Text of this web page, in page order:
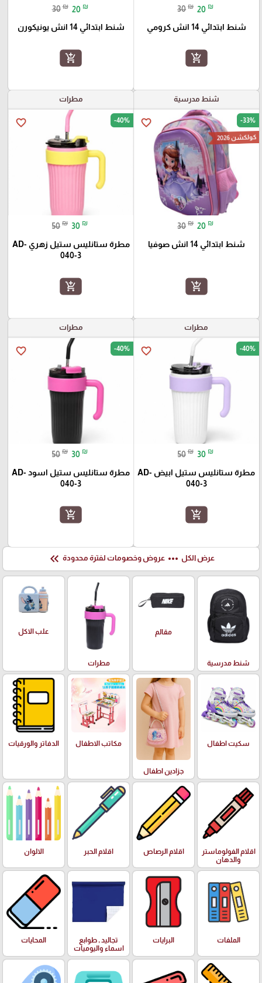
30 ₪ 20 ₪
شنط ابتدائي 14 انش كرومي
add_shopping_cart
30 ₪ 20 ₪
شنط ابتدائي 14 انش يونيكورن
add_shopping_cart
شنط مدرسية
favorite_border -33%
كولكشن 2026
30 ₪ 20 ₪
شنط ابتدائي 14 انش صوفيا
add_shopping_cart
مطرات
favorite_border -40%
50 ₪ 30 ₪
مطرة ستانليس ستيل زهري AD-
040-3
add_shopping_cart
مطرات
favorite_border -40%
50 ₪ 30 ₪
مطرة ستانليس ستيل ابيض AD-
040-3
add_shopping_cart
مطرات
favorite_border -40%
50 ₪ 30 ₪
مطرة ستانليس ستيل اسود AD-
040-3
add_shopping_cart
عرض الكل more_horiz عروض وخصومات لفترة محدودة keyboard_double_arrow_left
شنط مدرسية
مقالم
مطرات
علب الاكل
سكيت اطفال
جزادين اطفال
مكاتب الاطفال الدفاتر والورقيات
اقلام الفولوماستر
والدهان
اقلام الرصاص اقلام الحبر الالوان
الملفات البرايات
تجاليد , طوابع
اسماء واليوميات
المحايات